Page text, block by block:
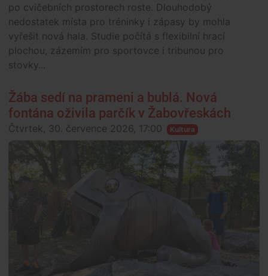
po cvičebních prostorech roste. Dlouhodobý
nedostatek místa pro tréninky i zápasy by mohla
vyřešit nová hala. Studie počítá s flexibilní hrací
plochou, zázemím pro sportovce i tribunou pro
stovky...
Žába sedí na prameni a bublá. Nová
fontána oživila parčík v Žabovřeskách
Čtvrtek, 30. července 2026, 17:00 Kultura